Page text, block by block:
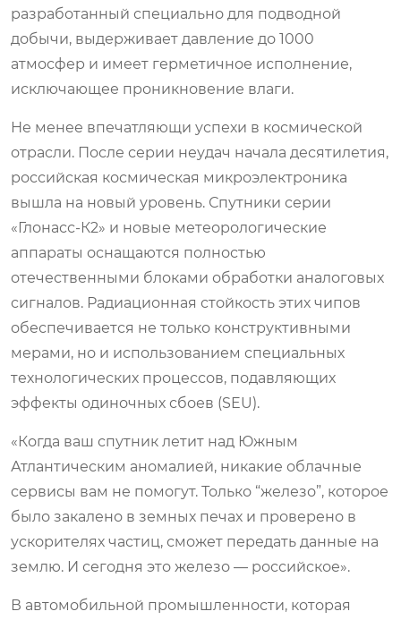
разработанный специально для подводной
добычи, выдерживает давление до 1000
атмосфер и имеет герметичное исполнение,
исключающее проникновение влаги.
Не менее впечатляющи успехи в космической
отрасли. После серии неудач начала десятилетия,
российская космическая микроэлектроника
вышла на новый уровень. Спутники серии
«Глонасс-К2» и новые метеорологические
аппараты оснащаются полностью
отечественными блоками обработки аналоговых
сигналов. Радиационная стойкость этих чипов
обеспечивается не только конструктивными
мерами, но и использованием специальных
технологических процессов, подавляющих
эффекты одиночных сбоев (SEU).
«Когда ваш спутник летит над Южным
Атлантическим аномалией, никакие облачные
сервисы вам не помогут. Только “железо”, которое
было закалено в земных печах и проверено в
ускорителях частиц, сможет передать данные на
землю. И сегодня это железо — российское».
В автомобильной промышленности, которая